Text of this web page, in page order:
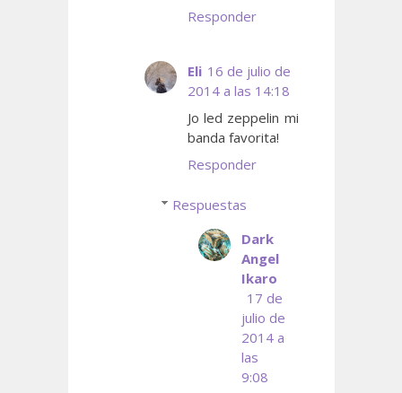
Responder
Eli 16 de julio de
2014 a las 14:18
Jo led zeppelin mi
banda favorita!
Responder
Respuestas
Dark
Angel
Ikaro
17 de
julio de
2014 a
las
9:08